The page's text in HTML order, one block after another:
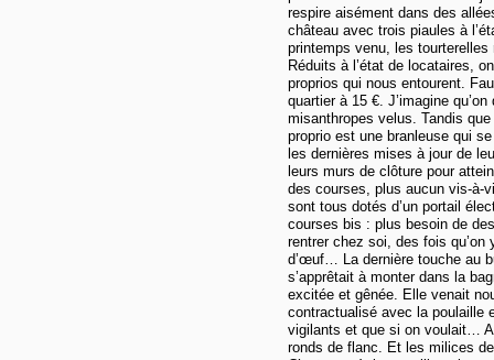
respire aisément dans des
château avec trois piaules à
printemps venu, les
Réduits à l’état de locataires,
proprios qui nous entourent.
quartier à 15 €. J’imagine
misanthropes velus. Tandis
proprio est une branleuse qui
les dernières mises à jour de
leurs murs de clôture pour
des courses, plus aucun vis-à-
sont tous dotés d’un portail
courses bis : plus besoin de
rentrer chez soi, des fois
d’œuf… La dernière touche au
s’apprêtait à monter dans la
excitée et gênée. Elle venait
contractualisé avec la poulaille
vigilants et que si on voulait…
ronds de flanc. Et les milices